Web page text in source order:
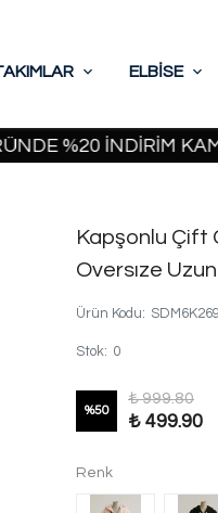
ELBİSE
İNDİRİM
Kapşonlu Çift
Oversıze
Ürün Kodu:
Stok: 0
%50
₺ 999.80
₺ 499.90
Renk